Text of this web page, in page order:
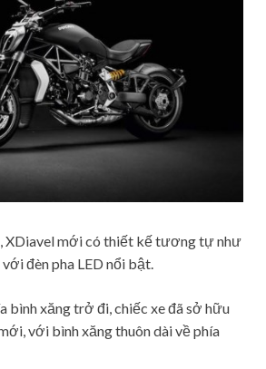
XDiavel mới có thiết kế tương tự như
đèn pha LED nổi bật.
bình xăng trở đi, chiếc xe đã sở hữu
với bình xăng thuôn dài về phía